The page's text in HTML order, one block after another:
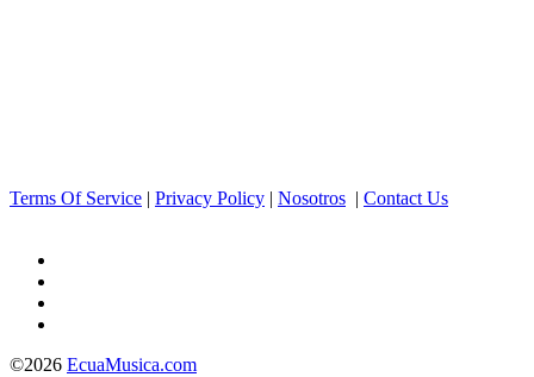
Terms Of Service | Privacy Policy | Nosotros | Contact Us
©2026 EcuaMusica.com